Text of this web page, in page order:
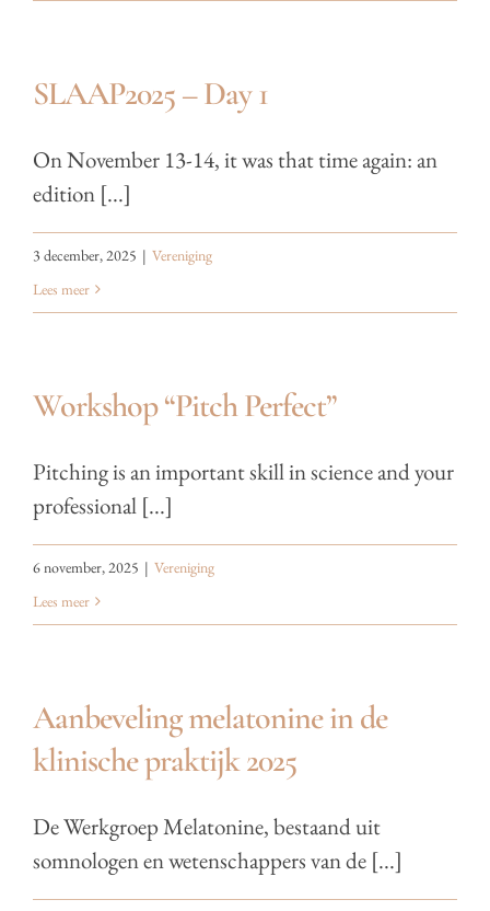
SLAAP2025 – Day 1
On November 13-14, it was that time again: an
edition [...]
3 december, 2025 | Vereniging
Lees meer
Workshop “Pitch Perfect”
Pitching is an important skill in science and your
professional [...]
6 november, 2025 | Vereniging
Lees meer
Aanbeveling melatonine in de
klinische praktijk 2025
De Werkgroep Melatonine, bestaand uit
somnologen en wetenschappers van de [...]